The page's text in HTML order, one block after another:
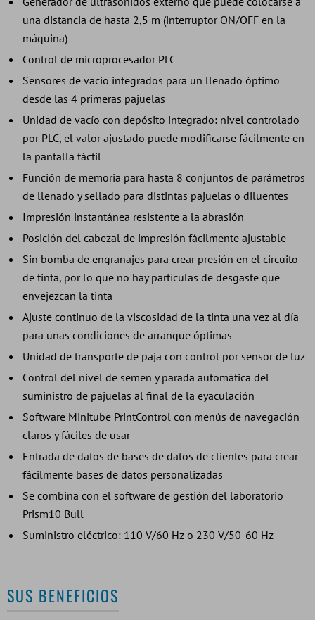
una distancia de hasta 2,5 m (interruptor ON/OFF en la
máquina)
Control de microprocesador PLC
Sensores de vacío integrados para un llenado óptimo
desde las 4 primeras pajuelas
Unidad de vacío con depósito integrado: nivel controlado
por PLC, el valor ajustado puede modificarse fácilmente en
la pantalla táctil
Función de memoria para hasta 8 conjuntos de parámetros
de llenado y sellado para distintas pajuelas o diluentes
Impresión instantánea resistente a la abrasión
Posición del cabezal de impresión fácilmente ajustable
Sin bomba de engranajes para crear presión en el circuito
de tinta, por lo que no hay partículas de desgaste que
envejezcan la tinta
Ajuste continuo de la viscosidad de la tinta una vez al día
para unas condiciones de arranque óptimas
Unidad de transporte de paja con control por sensor de luz
Control del nivel de semen y parada automática del
suministro de pajuelas al final de la eyaculación
Software Minitube PrintControl con menús de navegación
claros y fáciles de usar
Entrada de datos de bases de datos de clientes para crear
fácilmente bases de datos personalizadas
Se combina con el software de gestión del laboratorio
Prism10 Bull
Suministro eléctrico: 110 V/60 Hz o 230 V/50-60 Hz
SUS BENEFICIOS